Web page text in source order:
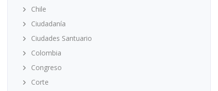
Chile
Ciudadanía
Ciudades Santuario
Colombia
Congreso
Corte